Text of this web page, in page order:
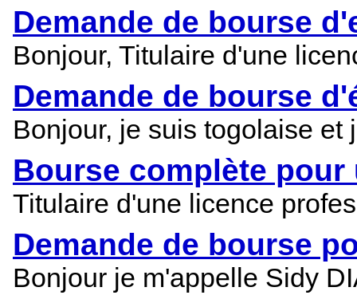
Demande de bourse
Bonjour, Titulaire d'une
Demande de bourse
Bonjour, je suis togolaise
Bourse complète
Titulaire d'une licence
Demande de bourse
Bonjour je m'appelle Sidy